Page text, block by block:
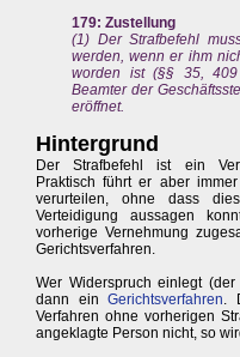
179: Zustellung
(1) Der Strafbefehl
werden, wenn er ihm
worden ist (§§ 35,
Beamter der
eröffnet.
Hintergrund
Der Strafbefehl ist ein
Praktisch führt er aber
verurteilen, ohne dass
Verteidigung aussagen
vorherige Vernehmung
Gerichtsverfahren.
Wer Widerspruch einlegt
dann einGerichtsverfahren.
Verfahren ohne vorherigen
angeklagte Person nicht, so